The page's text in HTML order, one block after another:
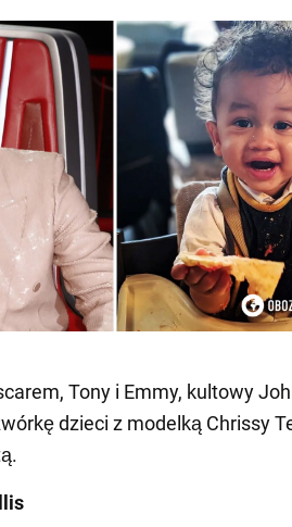
Tony i Emmy, kultowy
dzieci z modelką Chrissy